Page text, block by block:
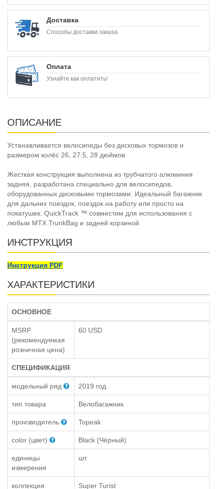
Доставка
Способы доставки заказа
Оплата
Узнайте как оплатить!
ОПИСАНИЕ
Устанавливается велосипеды без дисковых тормозов и
размером колёс 26, 27.5, 28 дюймов
Жесткая конструкция выполнена из трубчатого алюминия
задняя, разработана специально для велосипедов,
оборудованных дисковыми тормозами. Идеальный багажник
для дальних поездок, поездок на работу или просто на
покатушек. QuickTrack ™ совместим для использования с
любым MTX TrunkBag и задней корзиной.
ИНСТРУКЦИЯ
Инструкция PDF
ХАРАКТЕРИСТИКИ
ОСНОВНОЕ
MSRP
(рекомендуемая
розничная цена)
60 USD
СПЕЦИФИКАЦИЯ
модельный ряд 2019 год
тип товара Велобагажник
производитель Topeak
color (цвет) Black (Чёрный)
единицы
измерения
шт.
коллекция Super Turist